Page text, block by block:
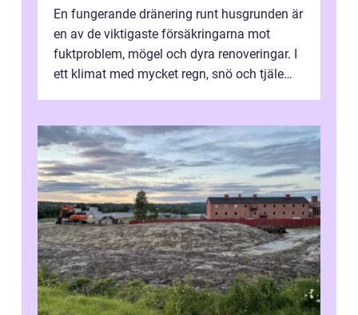
En fungerande dränering runt husgrunden är
en av de viktigaste försäkringarna mot
fuktproblem, mögel och dyra renoveringar. I
ett klimat med mycket regn, snö och tjäle